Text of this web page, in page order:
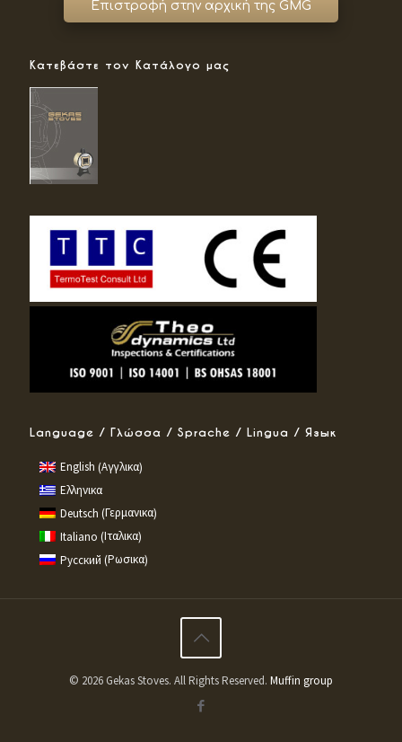
Κατεβάστε τον Κατάλογο μας
Language / Γλώσσα / Sprache / Lingua / Язык
English (Αγγλικα)
Ελληνικα
Deutsch (Γερμανικα)
Italiano (Ιταλικα)
Русский (Ρωσικα)
© 2026 Gekas Stoves. All Rights Reserved. Muffin group